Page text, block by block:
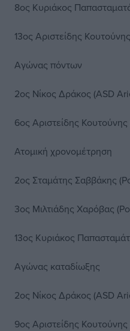
8ος Κυριάκος
13ος Αριστείδης
Αγώνας πόντων
2ος Νίκος Δράκος (ASD
6ος Αριστείδης Κουτούνης
Ατομική χρονομέτρηση
2ος Σταμάτης Σαββάκης
3ος Μιλτιάδης Χαρόβας
13ος Κυριάκος
Αγώνας καταδίωξης
2ος Νίκος Δράκος (ASD
9ος Αριστείδης Κουτούνης